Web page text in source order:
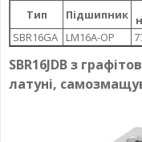
Тип Підшипник
SBR16GA
LM16A-OP
SBR16JDB з
латуні,